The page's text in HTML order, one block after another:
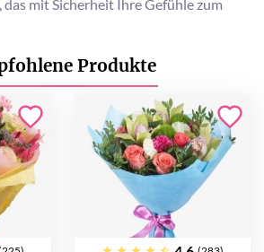
das mit Sicherheit Ihre Gefühle zum
Produkte